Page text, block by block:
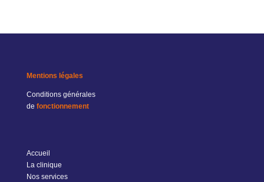
Mentions légales
Conditions générales
de fonctionnement
Accueil
La clinique
Nos services